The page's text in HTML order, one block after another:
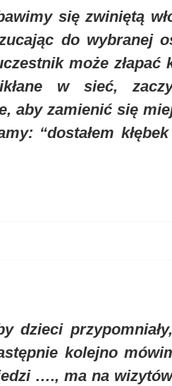
się zwiniętą
do wybranej
może złapać
w sieć,
aby zamienić się
“dostałem
dzieci
kolejno
…., ma na